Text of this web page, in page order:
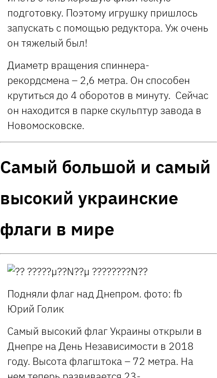
подготовку. Поэтому игрушку пришлось
запускать с помощью редуктора. Уж очень
он тяжелый был!
Диаметр вращения спиннера-
рекордсмена – 2,6 метра. Он способен
крутиться до 4 оборотов в минуту. Сейчас
он находится в парке скульптур завода в
Новомосковске.
Самый большой и самый
высокий украинские
флаги в мире
Подняли флаг над Днепром. фото: fb
Юрий Голик
Самый высокий флаг Украины открыли в
Днепре на День Независимости в 2018
году. Высота флагштока – 72 метра. На